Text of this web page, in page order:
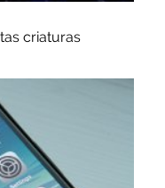
criaturas